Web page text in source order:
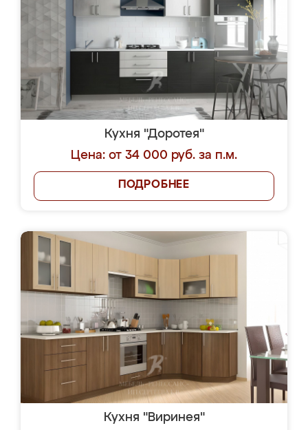
Кухня "Доротея"
Цена: от 34 000 руб. за п.м.
ПОДРОБНЕЕ
Кухня "Виринея"